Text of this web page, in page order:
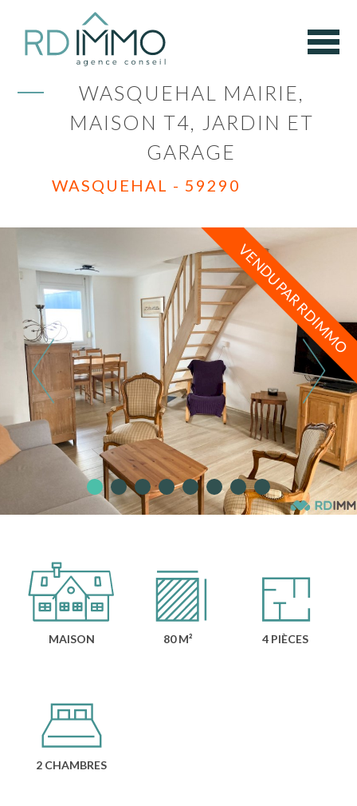
WASQUEHAL MAIRIE,
MAISON T4, JARDIN ET
GARAGE
WASQUEHAL - 59290
VENDU PAR RDIMMO
MAISON 80 M² 4 PIÈCES
2 CHAMBRES